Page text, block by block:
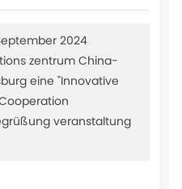
2024
zentrum China-
eine "Innovative
veranstaltung